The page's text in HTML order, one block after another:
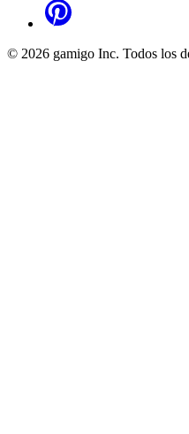
© 2026 gamigo Inc. Todos los